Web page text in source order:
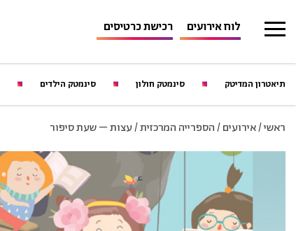
לוח אירועים רכישת כרטיסים
תיאטרון המדיטק סינמטק חולון סינמטק הילדים
ראשי/אירועים/הספרייה המרכזית/עצות – שעת סיפור